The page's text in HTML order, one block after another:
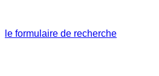
le formulaire de recherche